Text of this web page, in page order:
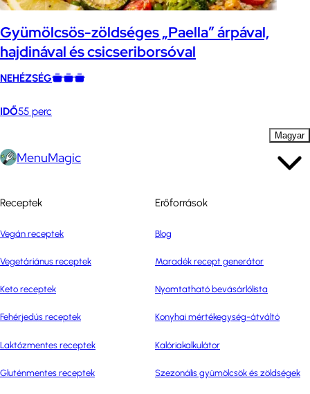
Gyümölcsös-zöldséges „Paella” árpával,
hajdinával és csicseriborsóval
NEHÉZSÉG
IDŐ55 perc
MenuMagic
Magyar
Receptek
Vegán receptek
Vegetáriánus receptek
Keto receptek
Fehérjedús receptek
Laktózmentes receptek
Gluténmentes receptek
Erőforrások
Blog
Maradék recept generátor
Nyomtatható bevásárlólista
Konyhai mértékegység-átváltó
Kalóriakalkulátor
Szezonális gyümölcsök és zöldségek